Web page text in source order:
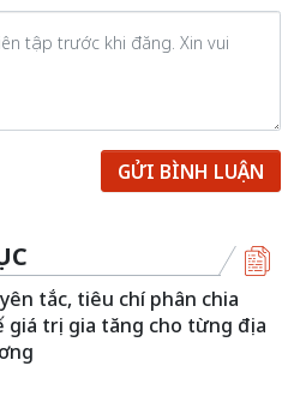
GỬI BÌNH LUẬN
tắc, tiêu chí phân chia
giá trị gia tăng cho từng địa